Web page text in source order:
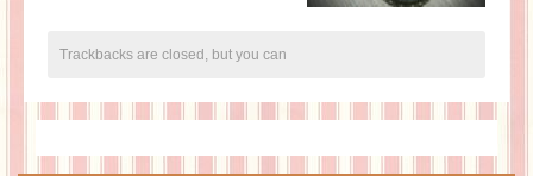
Trackbacks are closed, but you can